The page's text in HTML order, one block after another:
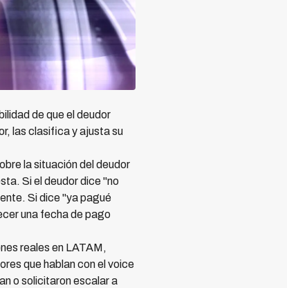
de que el deudor
las clasifica y ajusta su
la situación del deudor
Si el deudor dice "no
Si dice "ya pagué
una fecha de pago
reales en LATAM,
que hablan con el voice
o solicitaron escalar a